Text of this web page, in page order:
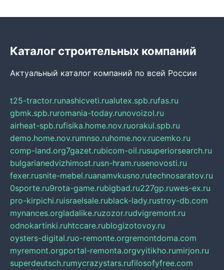
Каталог строительных компаний
Актуальный каталог компаний по всей России
t25-tractor.runashicveti.rualutex.spb.rufas.ru
gbmk.spb.ruromania-today.runovoizol.ru
airheat-spb.rufisika.home.nov.ruorakul.spb.ru
demo.home.nov.rumnso.ruhome.nov.rucemko.ru
comp-land.org7gazet.rubicom-oil.rusuperiorsearch.ru
bulgarianedvizhimost.rusn-hram.rusenovosti.ru
fexer.rusnite-mebel.ruanamvkusno.rutechnosaratov.ru
0sporte.ru9rota-game.rubigbad.ru227gp.ruwes-ex.ru
pro-kirpichi.ruisraelsale.rublack-lady.rustroy-db.com
mynances.orgladalike.ruzozor.rudvigremont.ru
odnokartinki.ruhtccare.rublogizotovoy.ru
oysters-digital.ruo-remonte.orgremontdoma.com
myremont.orgportal-remonta.orgvyitikho.rumirjon.ru
superdeutsch.rumycrazystars.rufilosofyfree.com